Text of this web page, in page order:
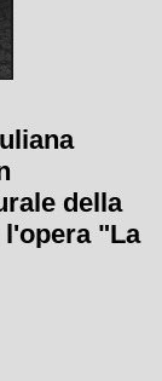
della
l'opera "La
di